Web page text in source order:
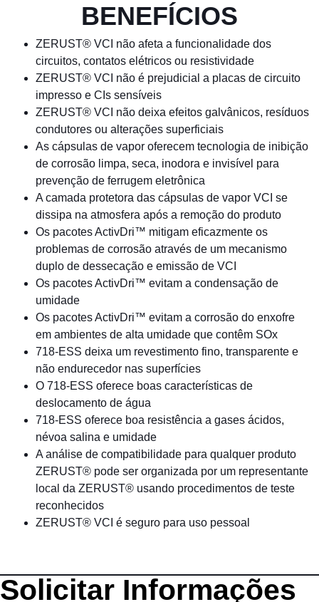
BENEFÍCIOS
ZERUST® VCI não afeta a funcionalidade dos
circuitos, contatos elétricos ou resistividade
ZERUST® VCI não é prejudicial a placas de circuito
impresso e CIs sensíveis
ZERUST® VCI não deixa efeitos galvânicos, resíduos
condutores ou alterações superficiais
As cápsulas de vapor oferecem tecnologia de inibição
de corrosão limpa, seca, inodora e invisível para
prevenção de ferrugem eletrônica
A camada protetora das cápsulas de vapor VCI se
dissipa na atmosfera após a remoção do produto
Os pacotes ActivDri™ mitigam eficazmente os
problemas de corrosão através de um mecanismo
duplo de dessecação e emissão de VCI
Os pacotes ActivDri™ evitam a condensação de
umidade
Os pacotes ActivDri™ evitam a corrosão do enxofre
em ambientes de alta umidade que contêm SOx
718-ESS deixa um revestimento fino, transparente e
não endurecedor nas superfícies
O 718-ESS oferece boas características de
deslocamento de água
718-ESS oferece boa resistência a gases ácidos,
névoa salina e umidade
A análise de compatibilidade para qualquer produto
ZERUST® pode ser organizada por um representante
local da ZERUST® usando procedimentos de teste
reconhecidos
ZERUST® VCI é seguro para uso pessoal
Solicitar Informações